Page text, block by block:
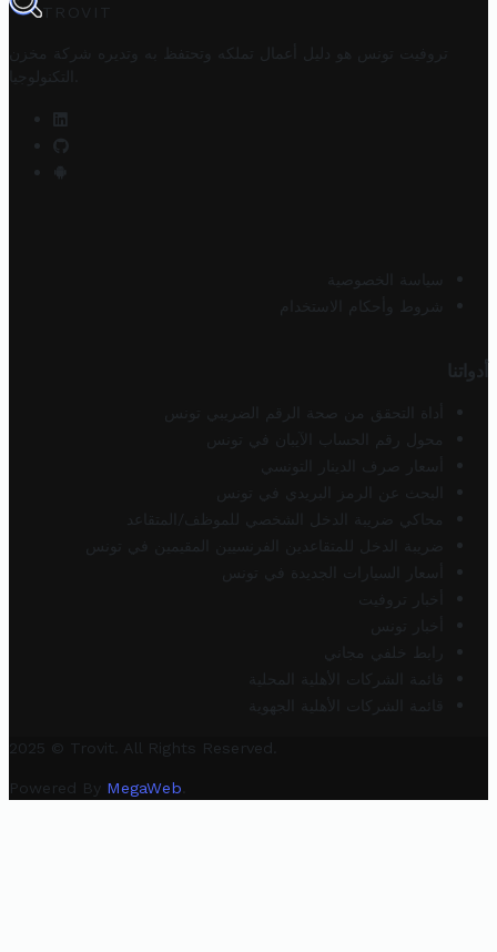
TROVIT
تروفيت تونس هو دليل أعمال تملكه وتحتفظ به وتديره
شركة مخزن
التكنولوجيا
سياسة الخصوصية
شروط وأحكام الاستخدام
أدواتنا
أداة التحقق من صحة الرقم الضريبي تونس
محول رقم الحساب الآيبان في تونس
أسعار صرف الدينار التونسي
البحث عن الرمز البريدي في تونس
محاكي ضريبة الدخل الشخصي للموظف/المتقاعد
ضريبة الدخل للمتقاعدين الفرنسيين المقيمين في تونس
أسعار السيارات الجديدة في تونس
أخبار تروفيت
أخبار تونس
رابط خلفي مجاني
قائمة الشركات الأهلية المحلية
قائمة الشركات الأهلية الجهوية
2025 © Trovit. All Rights Reserved.
Powered By MegaWeb